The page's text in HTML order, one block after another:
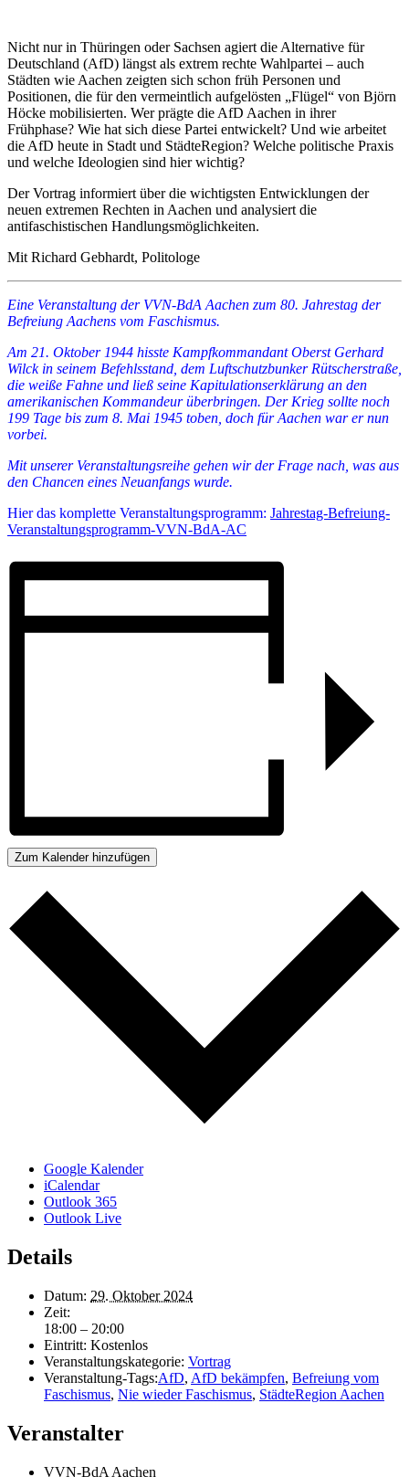
Nicht nur in Thüringen oder Sachsen agiert die Alternative für
Deutschland (AfD) längst als extrem rechte Wahlpartei – auch
Städten wie Aachen zeigten sich schon früh Personen und
Positionen, die für den vermeintlich aufgelösten „Flügel“ von Björn
Höcke mobilisierten. Wer prägte die AfD Aachen in ihrer
Frühphase? Wie hat sich diese Partei entwickelt? Und wie arbeitet
die AfD heute in Stadt und StädteRegion? Welche politische Praxis
und welche Ideologien sind hier wichtig?
Der Vortrag informiert über die wichtigsten Entwicklungen der
neuen extremen Rechten in Aachen und analysiert die
antifaschistischen Handlungsmöglichkeiten.
Mit Richard Gebhardt, Politologe
Eine Veranstaltung der VVN-BdA Aachen zum 80. Jahrestag der
Befreiung Aachens vom Faschismus.
Am 21. Oktober 1944 hisste Kampfkommandant Oberst Gerhard
Wilck in seinem Befehlsstand, dem Luftschutzbunker Rütscherstraße,
die weiße Fahne und ließ seine Kapitulationserklärung an den
amerikanischen Kommandeur überbringen. Der Krieg sollte noch
199 Tage bis zum 8. Mai 1945 toben, doch für Aachen war er nun
vorbei.
Mit unserer Veranstaltungsreihe gehen wir der Frage nach, was aus
den Chancen eines Neuanfangs wurde.
Hier das komplette Veranstaltungsprogramm: Jahrestag-Befreiung-
Veranstaltungsprogramm-VVN-BdA-AC
Zum Kalender hinzufügen
Google Kalender
iCalendar
Outlook 365
Outlook Live
Details
Datum: 29. Oktober 2024
Zeit:
18:00 – 20:00
Eintritt: Kostenlos
Veranstaltungskategorie: Vortrag
Veranstaltung-Tags:AfD, AfD bekämpfen, Befreiung vom
Faschismus, Nie wieder Faschismus, StädteRegion Aachen
Veranstalter
VVN-BdA Aachen